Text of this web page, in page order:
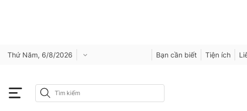
Thứ Năm, 6/8/2026 Bạn cần biết Tiện ích